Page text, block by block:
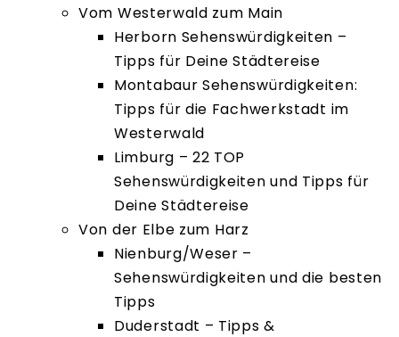
Vom Westerwald zum Main
Herborn Sehenswürdigkeiten –
Tipps für Deine Städtereise
Montabaur Sehenswürdigkeiten:
Tipps für die Fachwerkstadt im
Westerwald
Limburg – 22 TOP
Sehenswürdigkeiten und Tipps für
Deine Städtereise
Von der Elbe zum Harz
Nienburg/Weser –
Sehenswürdigkeiten und die besten
Tipps
Duderstadt – Tipps &